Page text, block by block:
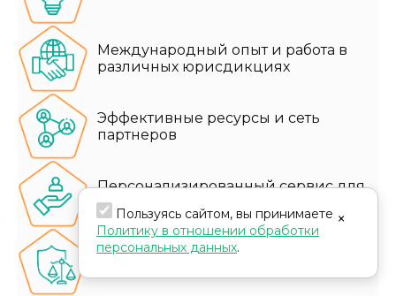
Международный опыт и работа в
различных юрисдикциях
Эффективные ресурсы и сеть
партнеров
Персонализированный сервис для
каждого клиента
Специализация на различных
×
Пользуясь сайтом, вы принимаете
Политику в отношении обработки
персональных данных.